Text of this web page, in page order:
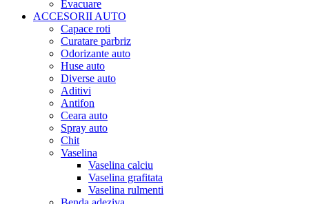
Evacuare
ACCESORII AUTO
Capace roti
Curatare parbriz
Odorizante auto
Huse auto
Diverse auto
Aditivi
Antifon
Ceara auto
Spray auto
Chit
Vaselina
Vaselina calciu
Vaselina grafitata
Vaselina rulmenti